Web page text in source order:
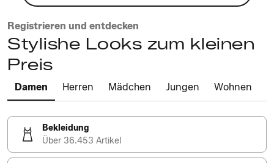
Registrieren und entdecken
Stylishe Looks zum kleinen
Preis
Damen Herren Mädchen Jungen Wohnen
Bekleidung
Über 36.453 Artikel